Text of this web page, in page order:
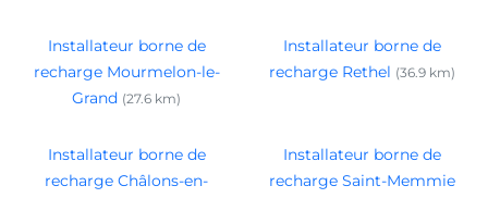
Installateur borne de
recharge Mourmelon-le-
Grand (27.6 km)
Installateur borne de
recharge Rethel (36.9 km)
Installateur borne de
recharge Châlons-en-
Installateur borne de
recharge Saint-Memmie